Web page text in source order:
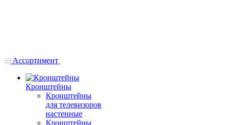
Ассортимент
Кронштейны
Кронштейны
для телевизоров
настенные
Кронштейны